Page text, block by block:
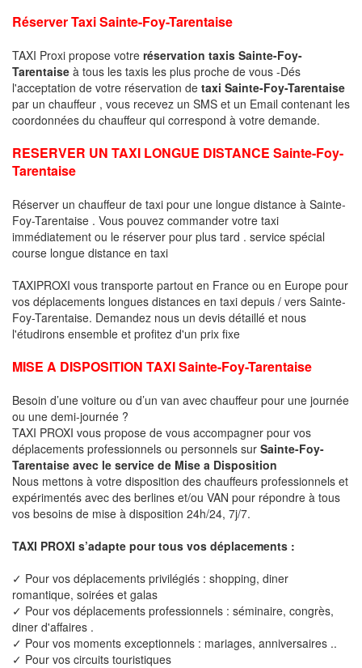
Réserver Taxi Sainte-Foy-Tarentaise
TAXI Proxi propose votre réservation taxis Sainte-Foy-
Tarentaise à tous les taxis les plus proche de vous -Dés
l'acceptation de votre réservation de taxi Sainte-Foy-Tarentaise
par un chauffeur , vous recevez un SMS et un Email contenant les
coordonnées du chauffeur qui correspond à votre demande.
RESERVER UN TAXI LONGUE DISTANCE Sainte-Foy-
Tarentaise
Réserver un chauffeur de taxi pour une longue distance à Sainte-
Foy-Tarentaise . Vous pouvez commander votre taxi
immédiatement ou le réserver pour plus tard . service spécial
course longue distance en taxi
TAXIPROXI vous transporte partout en France ou en Europe pour
vos déplacements longues distances en taxi depuis / vers Sainte-
Foy-Tarentaise. Demandez nous un devis détaillé et nous
l'étudirons ensemble et profitez d'un prix fixe
MISE A DISPOSITION TAXI Sainte-Foy-Tarentaise
Besoin d’une voiture ou d’un van avec chauffeur pour une journée
ou une demi-journée ?
TAXI PROXI vous propose de vous accompagner pour vos
déplacements professionnels ou personnels sur Sainte-Foy-
Tarentaise avec le service de Mise a Disposition
Nous mettons à votre disposition des chauffeurs professionnels et
expérimentés avec des berlines et/ou VAN pour répondre à tous
vos besoins de mise à disposition 24h/24, 7j/7.
TAXI PROXI s’adapte pour tous vos déplacements :
✓ Pour vos déplacements privilégiés : shopping, diner
romantique, soirées et galas
✓ Pour vos déplacements professionnels : séminaire, congrès,
diner d'affaires .
✓ Pour vos moments exceptionnels : mariages, anniversaires ..
✓ Pour vos circuits touristiques